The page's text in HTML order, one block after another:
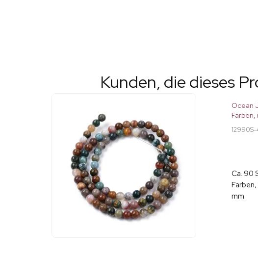
Kunden, die dieses
Ocean
Ca. 90
mm.